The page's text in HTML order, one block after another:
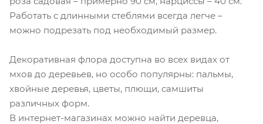
Работать с длинными стеблями всегда легче –
можно подрезать под необходимый размер.
Декоративная флора доступна во всех видах от
мхов до деревьев, но особо популярны: пальмы,
хвойные деревья, цветы, плющи, самшиты
различных форм.
В интернет-магазинах можно найти деревца,